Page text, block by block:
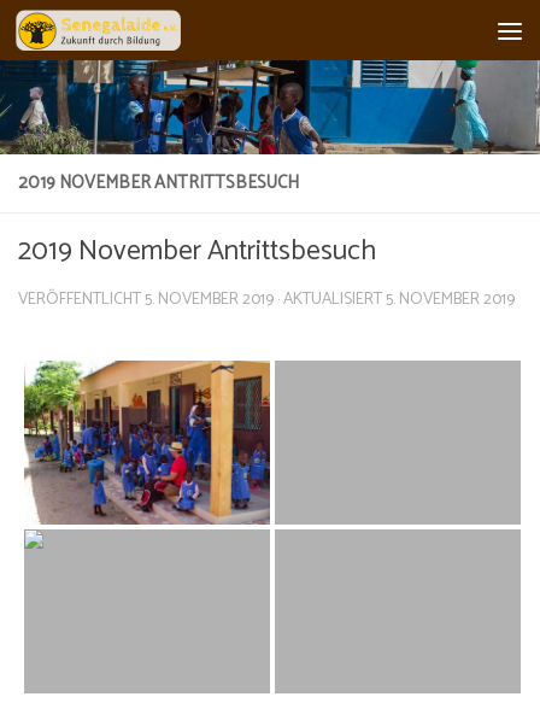
Skip to content
2019 NOVEMBER ANTRITTSBESUCH
2019 November Antrittsbesuch
VERÖFFENTLICHT5. NOVEMBER 2019· AKTUALISIERT5. NOVEMBER 2019